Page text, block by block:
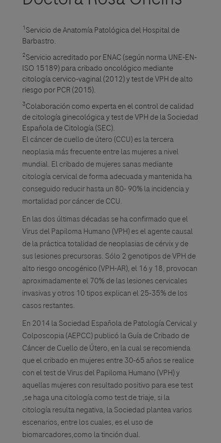
1Servicio de Anatomía Patológica del Hospital de
Barbastro.
2Servicio acreditado por ENAC (según norma UNE-EN-
ISO 15189) para cribado oncológico mediante
citología cervico-vaginal (2012) y test de VPH de alto
riesgo por PCR (2015).
3Colaboración como experta en el control de calidad
de citología ginecológica y test de VPH de la Sociedad
Española de Citología (SEC).
El cáncer de cuello de útero (CCU) es la tercera
neoplasia más frecuente entre las mujeres a nivel
mundial. El cribado de mujeres sanas mediante
citología cervical de forma adecuada y mantenida ha
conseguido reducir hasta un 80- 90% la incidencia y
mortalidad por cáncer de CCU.
En las dos últimas décadas se ha confirmado que el
Virus del Papiloma Humano (VPH) es el agente causal
de la práctica totalidad de neoplasias de cérvix y de
sus lesiones precursoras. Sólo 2 genotipos de VPH de
alto riesgo oncogénico (VPH-AR), el 16 y 18, provocan
aproximadamente el 70% de las lesiones cervicales
invasivas y otros 10 tipos explican el 25-35% de los
casos restantes.
En 2014 la Sociedad Española de Patología Cervical y
Colposcopia (AEPCC) publicó la Guía de Cribado de
Cáncer de Cuello de Útero, en la cual se recomienda
que el cribado en mujeres entre 30-65 años se realice
con el test de Virus del Papiloma Humano (VPH) y
aquellas mujeres con resultado positivo para ese test
,se haga una citología como test de triaje, si la
citología resulta negativa, la Sociedad plantea varios
escenarios, entre los cuales, es el uso de
biomarcadores,como la tinción dual.